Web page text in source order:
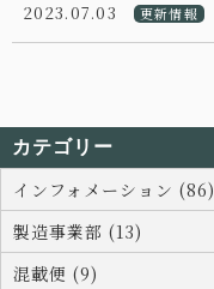
2023.07.03 更新情報
カテゴリー
インフォメーション (86)
製造事業部 (13)
混載便 (9)